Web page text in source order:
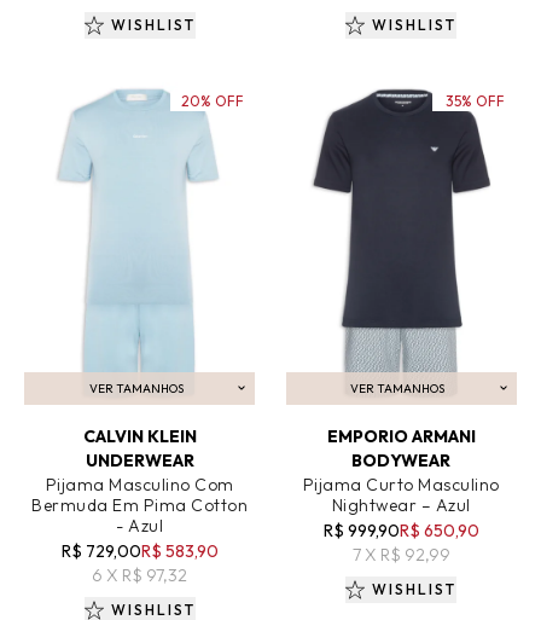
WISHLIST WISHLIST
VER TAMANHOS
ADICIONAR AO CARRINHO
CALVIN KLEIN
UNDERWEAR
Pijama Masculino Com
Bermuda Em Pima Cotton
- Azul
R$ 729,00R$ 583,90
6 X R$ 97,32
20% OFF
WISHLIST
VER TAMANHOS
ADICIONAR AO CARRINHO
EMPORIO ARMANI
BODYWEAR
Pijama Curto Masculino
Nightwear – Azul
R$ 999,90R$ 650,90
7 X R$ 92,99
35% OFF
WISHLIST